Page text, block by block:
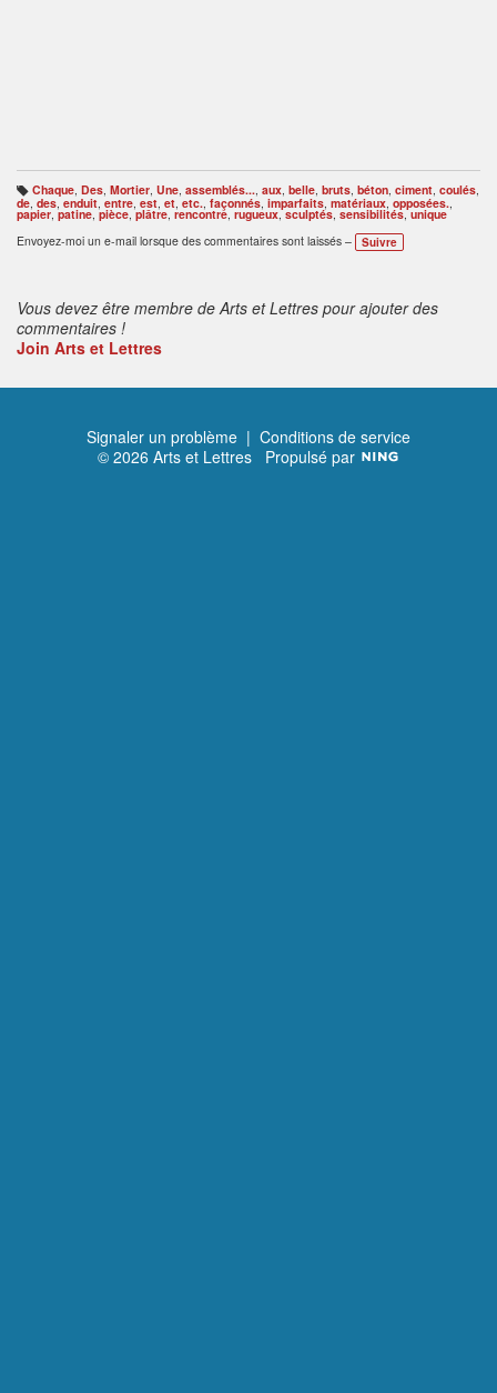
B
ali
s
e
s
Chaque, Des, Mortier, Une, assemblés..., aux, belle, bruts, béton, ciment, coulés,
de des enduit entre est et etc. façonnés imparfaits matériaux opposées.
papier patine pièce ,plâtre rencontre rugueux,sculptés sensibilités,unique
Envoyez-moi un e-mail lorsque des commentaires sont laissés –
Suivre
Vous devez être membre de Arts et Lettres pour ajouter des
commentaires !
Join Arts et Lettres
Signaler un problème | Conditions de service
© 2026 Arts et Lettres Propulsé par